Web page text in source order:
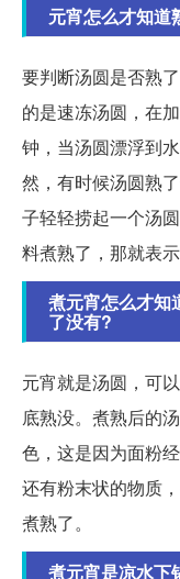
元宵怎么才知道
要判断汤圆是否熟
的是速冻汤圆，在
钟，当汤圆漂浮到
然，有时候汤圆熟
子轻轻捞起一个汤
料煮熟了，那就表
煮元宵怎么才知
了没有?
元宵就是汤圆，可
底熟没。煮熟后的
色，这是因为面粉
还有粉末状的物质
煮熟了。
煮元宵是凉水下